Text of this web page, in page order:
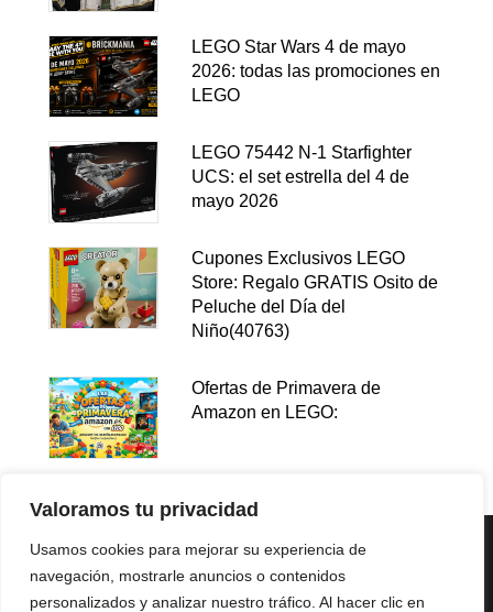
Valoramos tu privacidad
Usamos cookies para mejorar su experiencia de
navegación, mostrarle anuncios o contenidos
personalizados y analizar nuestro tráfico. Al hacer clic en
LEGO Star Wars 4 de mayo
2026: todas las promociones en
LEGO
LEGO 75442 N-1 Starfighter
UCS: el set estrella del 4 de
mayo 2026
Cupones Exclusivos LEGO
Store: Regalo GRATIS Osito de
Peluche del Día del
Niño(40763)
Ofertas de Primavera de
Amazon en LEGO: